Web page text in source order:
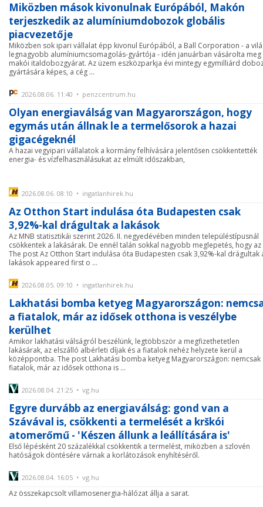
Miközben mások kivonulnak Európából, Makón
terjeszkedik az alumíniumdobozok globális
piacvezetője
Miközben sok ipari vállalat épp kivonul Európából, a Ball Corporation - a
legnagyobb alumíniumcsomagolás-gyártója - idén januárban vásárolta meg
makói italdobozgyárat. Az üzem eszközparkja évi mintegy egymilliárd
gyártására képes, a cég ...
2026.08.06. 11:40 • penzcentrum.hu
Olyan energiaválság van Magyarországon, hogy
egymás után állnak le a termelősorok a hazai
gigacégeknél
A hazai vegyipari vállalatok a kormány felhívására jelentősen csökkentették
energia- és vízfelhasználásukat az elmúlt időszakban,
2026.08.06. 08:10 • ingatlanhirek.hu
Az Otthon Start indulása óta Budapesten csak
3,92%-kal drágultak a lakások
Az MNB statisztikái szerint 2026. II. negyedévében minden településtípusnál
csökkentek a lakásárak. De ennél talán sokkal nagyobb meglepetés, hogy az
The post Az Otthon Start indulása óta Budapesten csak 3,92%-kal drágultak
lakások appeared first o ...
2026.08.05. 09:10 • ingatlanhirek.hu
Lakhatási bomba ketyeg Magyarországon:
a fiatalok, már az idősek otthona is veszélybe
kerülhet
Amikor lakhatási válságról beszélünk, legtöbbször a megfizethetetlen
lakásárak, az elszálló albérleti díjak és a fiatalok nehéz helyzete kerül a
középpontba. The post Lakhatási bomba ketyeg Magyarországon: nemcsak
fiatalok, már az idősek otthona is ...
2026.08.04. 21:25 • vg.hu
Egyre durvább az energiaválság: gond van a
Szávával is, csökkenti a termelését a krškói
atomerőmű - 'Készen állunk a leállítására is'
Első lépésként 20 százalékkal csökkentik a termelést, miközben a szlovén
hatóságok döntésére várnak a korlátozások enyhítéséről.
2026.08.04. 16:05 • vg.hu
Az összekapcsolt villamosenergia-hálózat állja a sarat.